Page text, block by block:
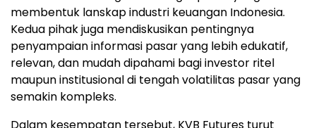
membentuk lanskap industri keuangan Indonesia.
Kedua pihak juga mendiskusikan pentingnya
penyampaian informasi pasar yang lebih edukatif,
relevan, dan mudah dipahami bagi investor ritel
maupun institusional di tengah volatilitas pasar yang
semakin kompleks.